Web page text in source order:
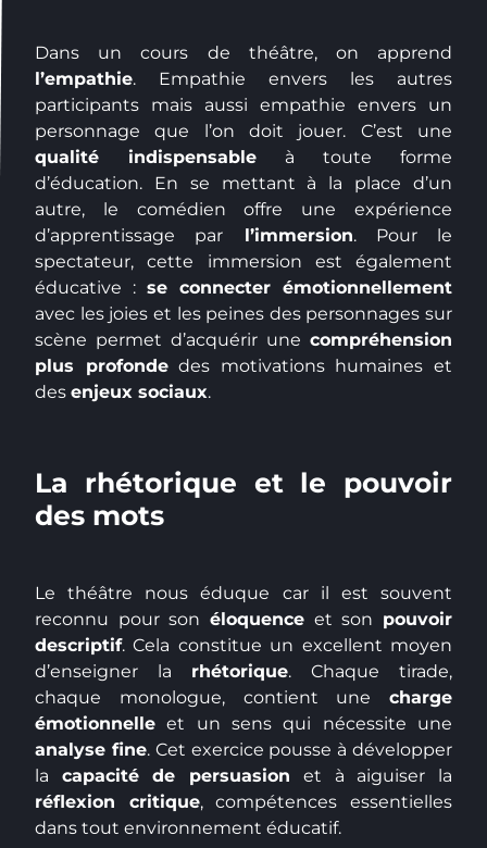
Dans un cours de théâtre, on apprend
l’empathie. Empathie envers les autres
participants mais aussi empathie envers un
personnage que l’on doit jouer. C’est une
qualité indispensable à toute forme
d’éducation. En se mettant à la place d’un
autre, le comédien offre une expérience
d’apprentissage par l’immersion. Pour le
spectateur, cette immersion est également
éducative : se connecter émotionnellement
avec les joies et les peines des personnages sur
scène permet d’acquérir une compréhension
plus profondedes motivations humaines et
des enjeux sociaux.
La rhétorique et le pouvoir
des mots
Le théâtre nous éduque car il est souvent
reconnu pour son éloquence et son pouvoir
descriptif. Cela constitue un excellent moyen
d’enseigner la rhétorique. Chaque tirade,
chaque monologue, contient une charge
émotionnelle et un sens qui nécessite une
analyse fine. Cet exercice pousse à développer
la capacité de persuasion et à aiguiser la
réflexion critique, compétences essentielles
dans tout environnement éducatif.